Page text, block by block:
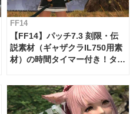
FF14
【FF14】パッチ7.3 刻限・伝
説素材（ギャザクラIL750用素
材）の時間タイマー付き！タイ